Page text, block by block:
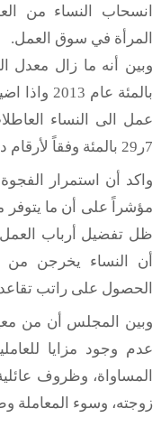
المرأة في سوق العمل.
بالمئة
عمل الى النساء
7ر29 بالمئة وفقاً لأرقام دائرة الاحصاءات العامة.
واكد أن استمرار
مؤشراً على أن ما يتوفر
ظل تفضيل أرباب العمل
أن النساء يخرجن
الحصول على راتب
وبين المجلس أن من
عدم وجود مزايا
المساواة، وظروف
زوجته، وسوء المعاملة